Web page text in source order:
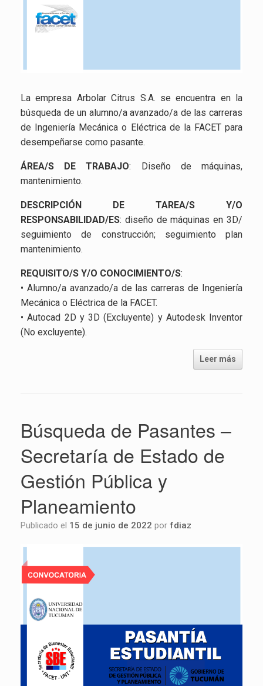
La empresa Arbolar Citrus S.A. se encuentra en la
búsqueda de un alumno/a avanzado/a de las carreras
de Ingeniería Mecánica o Eléctrica de la FACET para
desempeñarse como pasante.
ÁREA/S DE TRABAJO: Diseño de máquinas,
mantenimiento.
DESCRIPCIÓN DE TAREA/S Y/O
RESPONSABILIDAD/ES: diseño de máquinas en 3D/
seguimiento de construcción; seguimiento plan
mantenimiento.
REQUISITO/S Y/O CONOCIMIENTO/S:
• Alumno/a avanzado/a de las carreras de Ingeniería
Mecánica o Eléctrica de la FACET.
• Autocad 2D y 3D (Excluyente) y Autodesk Inventor
(No excluyente).
Leer más
Búsqueda de Pasantes –
Secretaría de Estado de
Gestión Pública y
Planeamiento
Publicado el 15 de junio de 2022 por fdiaz